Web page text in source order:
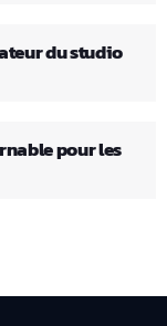
du studio
pour les